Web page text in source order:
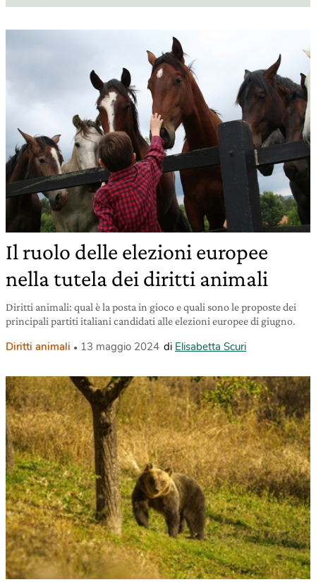
Il ruolo delle elezioni europee
nella tutela dei diritti animali
Diritti animali: qual è la posta in gioco e quali sono le proposte dei
principali partiti italiani candidati alle elezioni europee di giugno.
Diritti animali 13 maggio 2024 di Elisabetta Scuri